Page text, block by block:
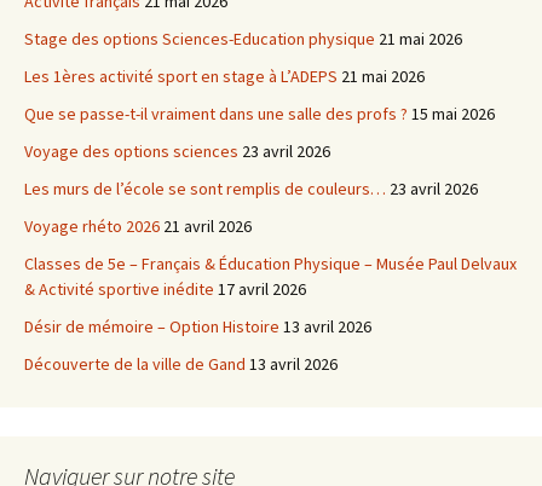
Stage des options Sciences-Education physique 21 mai 2026
Les 1ères activité sport en stage à L’ADEPS 21 mai 2026
Que se passe-t-il vraiment dans une salle des profs ? 15 mai 2026
Voyage des options sciences 23 avril 2026
Les murs de l’école se sont remplis de couleurs… 23 avril 2026
Voyage rhéto 2026 21 avril 2026
Classes de 5e – Français & Éducation Physique – Musée Paul Delvaux
& Activité sportive inédite 17 avril 2026
Désir de mémoire – Option Histoire 13 avril 2026
Découverte de la ville de Gand 13 avril 2026
Naviguer sur notre site